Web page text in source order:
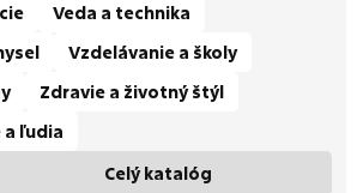
Veda a technika
Vzdelávanie a školy
Zdravie a životný štýl
a ľudia
Celý katalóg